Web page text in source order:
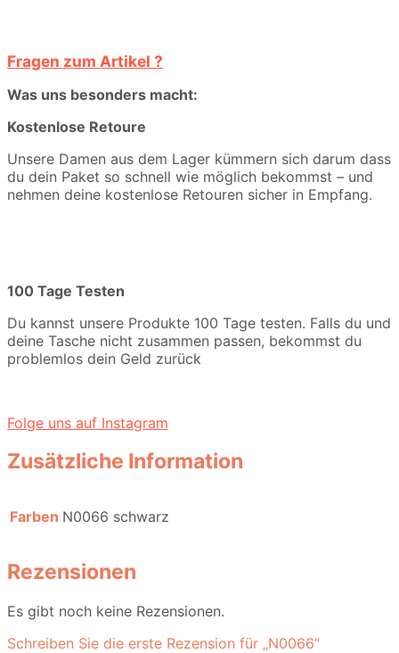
Fragen zum Artikel ?
Was uns besonders macht:
Kostenlose Retoure
Unsere Damen aus dem Lager kümmern sich darum dass
du dein Paket so schnell wie möglich bekommst – und
nehmen deine kostenlose Retouren sicher in Empfang.
100 Tage Testen
Du kannst unsere Produkte 100 Tage testen. Falls du und
deine Tasche nicht zusammen passen, bekommst du
problemlos dein Geld zurück
Folge uns auf Instagram
Zusätzliche Information
Farben N0066 schwarz
Rezensionen
Es gibt noch keine Rezensionen.
Schreiben Sie die erste Rezension für „N0066“